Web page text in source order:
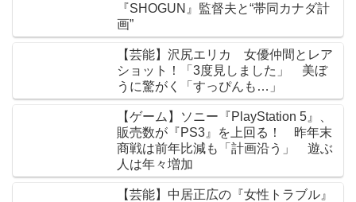
『SHOGUN』監督夫と“帯同カナダ計
画”
【芸能】沢尻エリカ 女優仲間とレア
ショット！「3度見しました」 美ぼ
うに驚がく「すっぴんも…」
【ゲーム】ソニー『PlayStation 5』、
販売数が『PS3』を上回る！ 昨年末
商戦は前年比減も「計画沿う」 遊ぶ
人は年々増加
【芸能】中居正広の『女性トラブル』